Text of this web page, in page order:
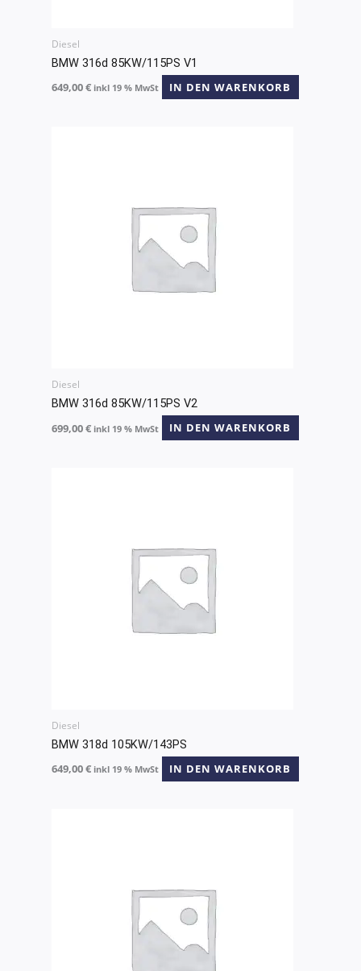
Diesel
BMW 316d 85KW/115PS V1
649,00€ inkl 19 % MwSt IN DEN WARENKORB
Diesel
BMW 316d 85KW/115PS V2
699,00€ inkl 19 % MwSt IN DEN WARENKORB
Diesel
BMW 318d 105KW/143PS
649,00€ inkl 19 % MwSt IN DEN WARENKORB